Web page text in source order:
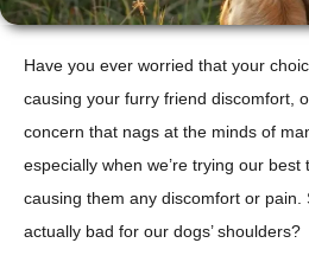
Have you ever worried that your
causing your furry friend discomfort,
concern that nags at the minds of
especially when we’re trying our
causing them any discomfort or
actually bad for our dogs’ shoulders?